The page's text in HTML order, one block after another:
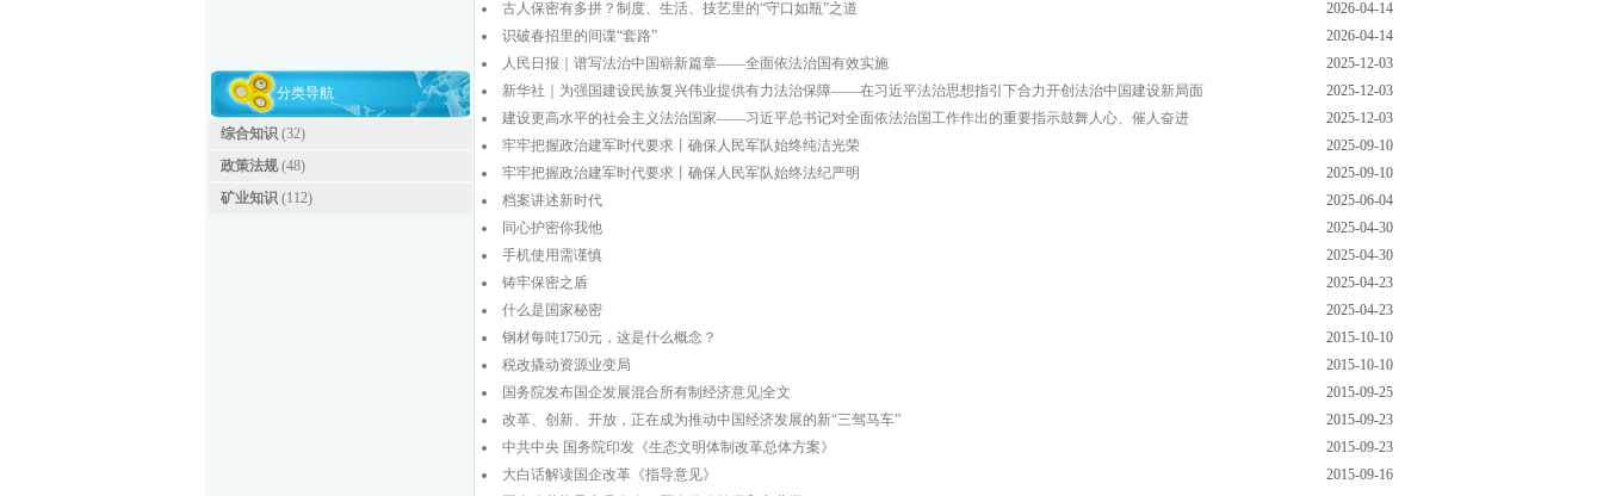
分类导航
综合知识 (32)
政策法规(48)
矿业知识 (112)
古人保密有多拼？制度、生活、技艺里的“守口如瓶”之道
2026-04-14
识破春招里的间谍“套路”
2026-04-14
人民日报｜谱写法治中国崭新篇章——全面依法治国有效实施
2025-12-03
新华社｜为强国建设民族复兴伟业提供有力法治保障——在习近平法治思想指引下合力开创法治中国建设新局面
2025-12-03
建设更高水平的社会主义法治国家——习近平总书记对全面依法治国工作作出的重要指示鼓舞人心、催人奋进
2025-12-03
牢牢把握政治建军时代要求丨确保人民军队始终纯洁光荣
2025-09-10
牢牢把握政治建军时代要求丨确保人民军队始终法纪严明
2025-09-10
档案讲述新时代
2025-06-04
同心护密你我他
2025-04-30
手机使用需谨慎
2025-04-30
铸牢保密之盾
2025-04-23
什么是国家秘密
2025-04-23
钢材每吨1750元，这是什么概念？
2015-10-10
税改撬动资源业变局
2015-10-10
国务院发布国企发展混合所有制经济意见|全文
2015-09-25
改革、创新、开放，正在成为推动中国经济发展的新“三驾马车”
2015-09-23
中共中央 国务院印发《生态文明体制改革总体方案》
2015-09-23
大白话解读国企改革《指导意见》
2015-09-16